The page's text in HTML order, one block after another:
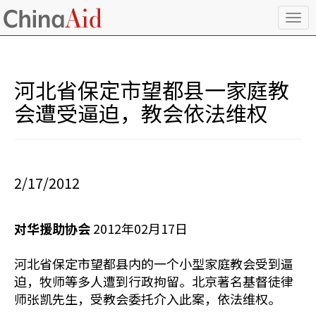
T
o
河北省保定市望都县一家庭教
会遭受逼迫，教会依法维权
2/17/2012
对华援助协会2012年02月17日
河北省保定市望都县内的一个小型家庭教会受到逼
迫，牧师等多人遭到行政拘留。北京著名基督徒律
师张凯先生，受教会委托介入此案，依法维权。